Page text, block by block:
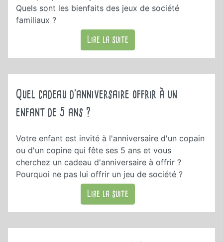
Quels sont les bienfaits des jeux de société
familiaux ?
Lire la suite
Quel cadeau d'anniversaire offrir à un
enfant de 5 ans ?
Votre enfant est invité à l'anniversaire d'un copain
ou d'un copine qui fête ses 5 ans et vous
cherchez un cadeau d'anniversaire à offrir ?
Pourquoi ne pas lui offrir un jeu de société ?
Lire la suite